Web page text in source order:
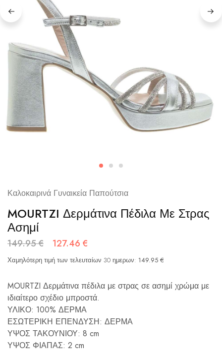
Καλοκαιρινά Γυναικεία Παπούτσια
MOURTZI Δερμάτινα Πέδιλα Με Στρας
Ασημί
149.95€ 127.46 €
Χαμηλότερη τιμή των τελευταίων 30 ημερων: 149.95 €
MOURTZI Δερμάτινα πέδιλα με στρας σε ασημί χρώμα με
ιδιαίτερο σχέδιο μπροστά.
ΥΛΙΚΟ: 100% ΔΕΡΜΑ
ΕΣΩΤΕΡΙΚΗ ΕΠΕΝΔΥΣΗ: ΔΕΡΜΑ
ΥΨΟΣ ΤΑΚΟΥΝΙΟΥ: 8 cm
ΥΨΟΣ ΦΙΑΠΑΣ: 2 cm